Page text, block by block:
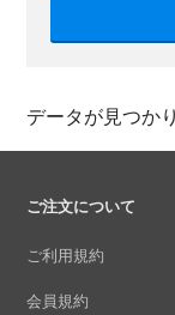
データが見つか
ご注文について
ご利用規約
会員規約